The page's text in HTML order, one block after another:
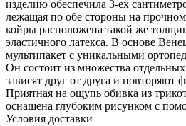
изделию обеспечила 3-ех
лежащая по обе стороны на
койры расположена такой же
эластичного латекса. В основе
мультипакет с уникальными
Он состоит из множества
зависят друг от друга и повторяют
Приятная на ощупь обивка из
оснащена глубоким рисунком с
Условия доставки